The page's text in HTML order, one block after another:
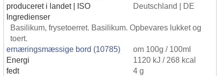
produceret i landet | ISO
Deutschland | DE
Ingredienser
Basilikum, frysetoerret. Basilikum. Opbevares lukket og
toert.
ernæringsmæssige bord (10785)
om 100g / 100ml
Energi
1120 kJ / 268 kcal
fedt
4 g